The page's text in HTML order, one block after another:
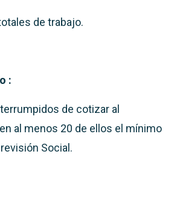
de trabajo.
:
de cotizar al
al menos 20 de ellos el mínimo
Social.